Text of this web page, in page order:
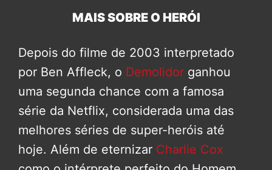
MAIS SOBRE O HERÓI
Depois do filme de 2003 interpretado
por Ben Affleck, o Demolidor ganhou
uma segunda chance com a famosa
série da Netflix, considerada uma das
melhores séries de super-heróis até
hoje. Além de eternizar Charlie Cox